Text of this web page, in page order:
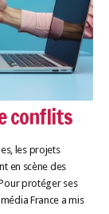
conflits
les projets
en scène des
protéger ses
France a mis